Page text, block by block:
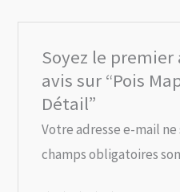
Soyez le
avis sur “Pois
Détail”
Votre adresse e-mail
champs obligatoires